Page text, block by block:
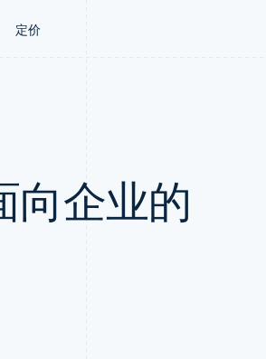
定价
、稳定币发行和发卡基础设酒店、旅游与休闲
保险
媒体与娱乐
非营利组织
费
的支付卡
资讯中心
Stripe Press
向企业的